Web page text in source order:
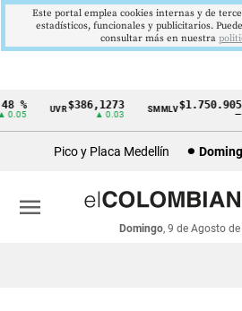
Cintillo
económicos
Colombia
% UVR$386,1273
▲ 0.03
SMMLV$1.750.905
Pico y Placa Medellín
Domingo, 9 de Agosto
menu
Este portal emplea cookies internas y de
estadísticos, funcionales y publicitarios.
consultar más en nuestra